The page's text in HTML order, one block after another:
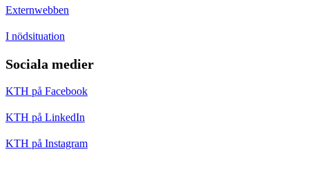
Externwebben
I nödsituation
Sociala medier
KTH på Facebook
KTH på LinkedIn
KTH på Instagram